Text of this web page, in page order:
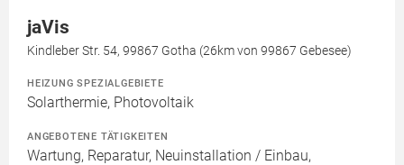
jaVis
Kindleber Str. 54, 99867 Gotha (26km von 99867 Gebesee)
HEIZUNG SPEZIALGEBIETE
Solarthermie, Photovoltaik
ANGEBOTENE TÄTIGKEITEN
Wartung, Reparatur, Neuinstallation / Einbau,